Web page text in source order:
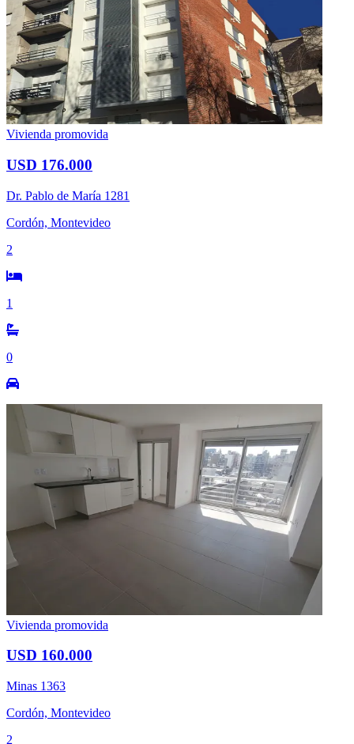
Vivienda promovida
USD 176.000
Dr. Pablo de María 1281
Cordón, Montevideo
2
1
0
Vivienda promovida
USD 160.000
Minas 1363
Cordón, Montevideo
2